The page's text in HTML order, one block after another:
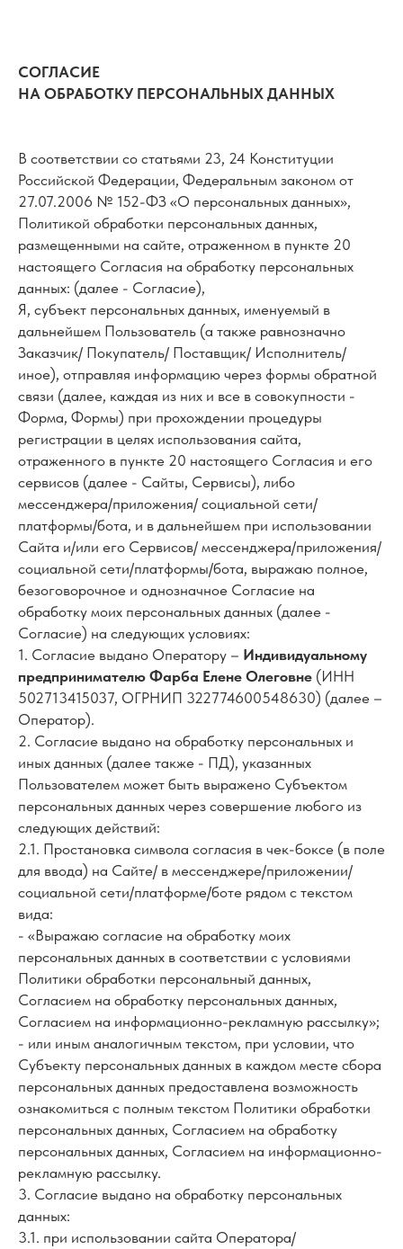
СОГЛАСИЕ
НА ОБРАБОТКУ ПЕРСОНАЛЬНЫХ ДАННЫХ
В соответствии со статьями 23, 24 Конституции
Российской Федерации, Федеральным законом от
27.07.2006 № 152-ФЗ «О персональных данных»,
Политикой обработки персональных данных,
размещенными на сайте, отраженном в пункте 20
настоящего Согласия на обработку персональных
данных: (далее - Согласие),
Я, субъект персональных данных, именуемый в
дальнейшем Пользователь (а также равнозначно
Заказчик/ Покупатель/ Поставщик/ Исполнитель/
иное), отправляя информацию через формы обратной
связи (далее, каждая из них и все в совокупности -
Форма, Формы) при прохождении процедуры
регистрации в целях использования сайта,
отраженного в пункте 20 настоящего Согласия и его
сервисов (далее - Сайты, Сервисы), либо
мессенджера/приложения/ социальной сети/
платформы/бота, и в дальнейшем при использовании
Сайта и/или его Сервисов/ мессенджера/приложения/
социальной сети/платформы/бота, выражаю полное,
безоговорочное и однозначное Согласие на
обработку моих персональных данных (далее -
Согласие) на следующих условиях:
1. Согласие выдано Оператору – Индивидуальному
предпринимателю Фарба Елене Олеговне (ИНН
502713415037, ОГРНИП 322774600548630) (далее –
Оператор).
2. Согласие выдано на обработку персональных и
иных данных (далее также - ПД), указанных
Пользователем может быть выражено Субъектом
персональных данных через совершение любого из
следующих действий:
2.1. Простановка символа согласия в чек-боксе (в поле
для ввода) на Сайте/ в мессенджере/приложении/
социальной сети/платформе/боте рядом с текстом
вида:
- «Выражаю согласие на обработку моих
персональных данных в соответствии с условиями
Политики обработки персональный данных,
Согласием на обработку персональных данных,
Согласием на информационно-рекламную рассылку»;
- или иным аналогичным текстом, при условии, что
Субъекту персональных данных в каждом месте сбора
персональных данных предоставлена возможность
ознакомиться с полным текстом Политики обработки
персональных данных, Согласием на обработку
персональных данных, Согласием на информационно-
рекламную рассылку.
3. Согласие выдано на обработку персональных
данных:
3.1. при использовании сайта Оператора/